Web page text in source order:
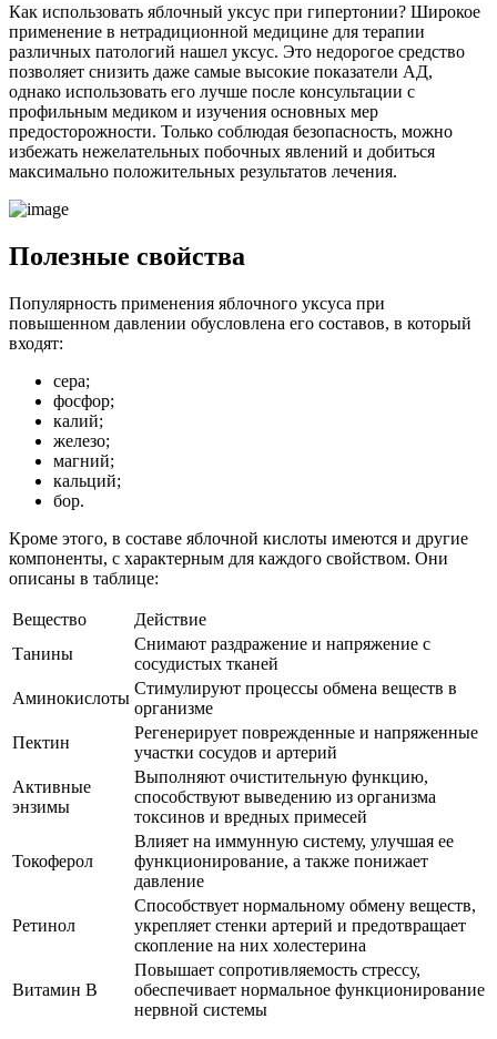
Как использовать яблочный уксус при гипертонии? Широкое
применение в нетрадиционной медицине для терапии
различных патологий нашел уксус. Это недорогое средство
позволяет снизить даже самые высокие показатели АД,
однако использовать его лучше после консультации с
профильным медиком и изучения основных мер
предосторожности. Только соблюдая безопасность, можно
избежать нежелательных побочных явлений и добиться
максимально положительных результатов лечения.
Полезные свойства
Популярность применения яблочного уксуса при
повышенном давлении обусловлена его составов, в который
входят:
сера;
фосфор;
калий;
железо;
магний;
кальций;
бор.
Кроме этого, в составе яблочной кислоты имеются и другие
компоненты, с характерным для каждого свойством. Они
описаны в таблице:
Вещество
Действие
Танины
Снимают раздражение и напряжение с
сосудистых тканей
Аминокислоты
Стимулируют процессы обмена веществ в
организме
Пектин
Регенерирует поврежденные и напряженные
участки сосудов и артерий
Активные
энзимы
Выполняют очистительную функцию,
способствуют выведению из организма
токсинов и вредных примесей
Токоферол
Влияет на иммунную систему, улучшая ее
функционирование, а также понижает
давление
Ретинол
Способствует нормальному обмену веществ,
укрепляет стенки артерий и предотвращает
скопление на них холестерина
Витамин В
Повышает сопротивляемость стрессу,
обеспечивает нормальное функционирование
нервной системы